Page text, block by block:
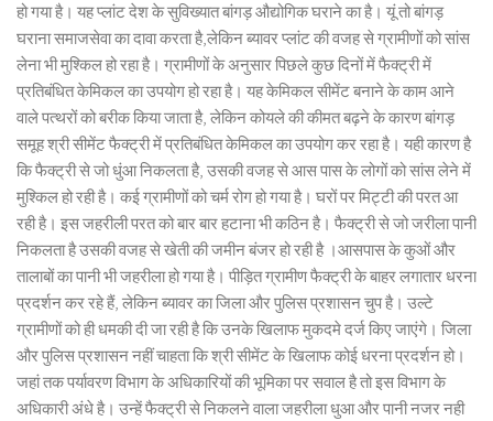
हो गया है। यह प्लांट देश के सुविख्यात बांगड़ औद्योगिक घराने का है। यूं तो बांगड़
घराना समाजसेवा का दावा करता है,लेकिन ब्यावर प्लांट की वजह से ग्रामीणों को सांस
लेना भी मुश्किल हो रहा है। ग्रामीणों के अनुसार पिछले कुछ दिनों में फैक्ट्री में
प्रतिबंधित केमिकल का उपयोग हो रहा है। यह केमिकल सीमेंट बनाने के काम आने
वाले पत्थरों को बरीक किया जाता है, लेकिन कोयले की कीमत बढ़ने के कारण बांगड़
समूह श्री सीमेंट फैक्ट्री में प्रतिबंधित केमिकल का उपयोग कर रहा है। यही कारण है
कि फैक्ट्री से जो धुंआ निकलता है, उसकी वजह से आस पास के लोगों को सांस लेने में
मुश्किल हो रही है। कई ग्रामीणों को चर्म रोग हो गया है। घरों पर मिट्टी की परत आ
रही है। इस जहरीली परत को बार बार हटाना भी कठिन है। फैक्ट्री से जो जरीला पानी
निकलता है उसकी वजह से खेती की जमीन बंजर हो रही है ।आसपास के कुओं और
तालाबों का पानी भी जहरीला हो गया है। पीड़ित ग्रामीण फैक्ट्री के बाहर लगातार धरना
प्रदर्शन कर रहे हैं, लेकिन ब्यावर का जिला और पुलिस प्रशासन चुप है। उल्टे
ग्रामीणों को ही धमकी दी जा रही है कि उनके खिलाफ मुकदमे दर्ज किए जाएंगे। जिला
और पुलिस प्रशासन नहीं चाहता कि श्री सीमेंट के खिलाफ कोई धरना प्रदर्शन हो।
जहां तक पर्यावरण विभाग के अधिकारियों की भूमिका पर सवाल है तो इस विभाग के
अधिकारी अंधे है। उन्हें फैक्ट्री से निकलने वाला जहरीला धुआ और पानी नजर नही